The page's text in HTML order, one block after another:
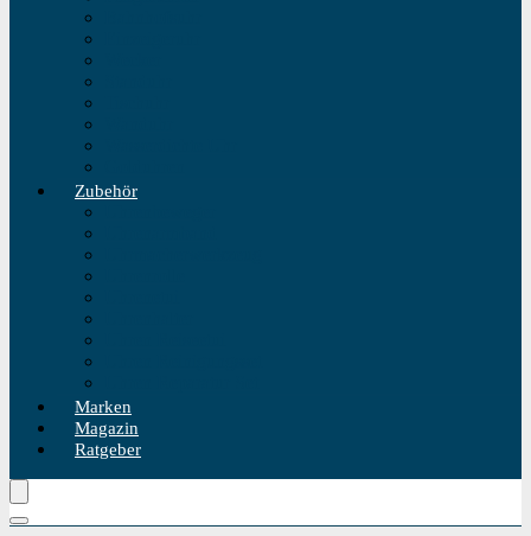
Zubehör
Marken
Magazin
Ratgeber